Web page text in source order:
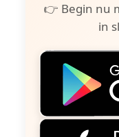
👉 Begin nu
in